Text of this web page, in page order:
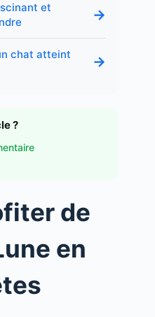
et
→
chat atteint
→
?
de
en